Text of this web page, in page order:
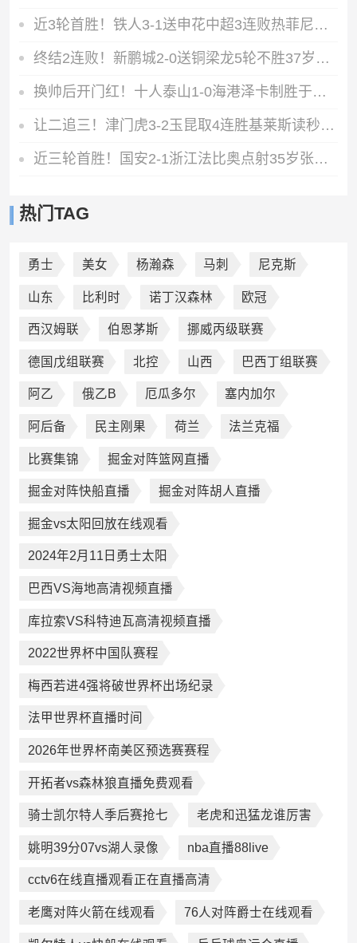
近3轮首胜！铁人3-1送申花中超3连败热菲尼奥双响邦本宜裕传射
终结2连败！新鹏城2-0送铜梁龙5轮不胜37岁姜至鹏破门韦斯利建功
换帅后开门红！十人泰山1-0海港泽卡制胜于金永扑点海港三球被吹
让二追三！津门虎3-2玉昆取4连胜基莱斯读秒绝杀萨尔瓦多破门
近三轮首胜！国安2-1浙江法比奥点射35岁张稀哲制胜王钰栋送助攻
热门TAG
勇士 美女 杨瀚森 马刺 尼克斯
山东 比利时 诺丁汉森林 欧冠
西汉姆联 伯恩茅斯 挪威丙级联赛
德国戊组联赛 北控 山西 巴西丁组联赛
阿乙 俄乙B 厄瓜多尔 塞内加尔
阿后备 民主刚果 荷兰 法兰克福
比赛集锦 掘金对阵篮网直播
掘金对阵快船直播 掘金对阵胡人直播
掘金vs太阳回放在线观看
2024年2月11日勇士太阳
巴西VS海地高清视频直播
库拉索VS科特迪瓦高清视频直播
2022世界杯中国队赛程
梅西若进4强将破世界杯出场纪录
法甲世界杯直播时间
2026年世界杯南美区预选赛赛程
开拓者vs森林狼直播免费观看
骑士凯尔特人季后赛抢七 老虎和迅猛龙谁厉害
姚明39分07vs湖人录像 nba直播88live
cctv6在线直播观看正在直播高清
老鹰对阵火箭在线观看 76人对阵爵士在线观看